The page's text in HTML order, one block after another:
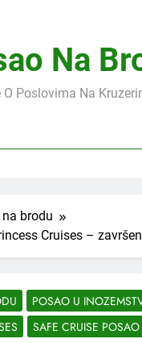
Na
O Poslovima Na
brodu
Cruises –
POSAO U
SAFE CRUISE POSAO